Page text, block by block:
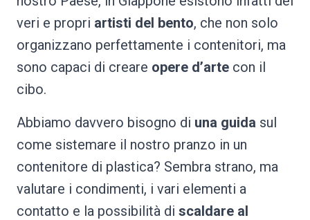
veri e propri artisti del bento, che non solo
organizzano perfettamente i contenitori, ma
sono capaci di creare opere d’arte con il
cibo.
Abbiamo davvero bisogno di una guida sul
come sistemare il nostro pranzo in un
contenitore di plastica? Sembra strano, ma
valutare i condimenti, i vari elementi a
contatto e la possibilità di scaldare al